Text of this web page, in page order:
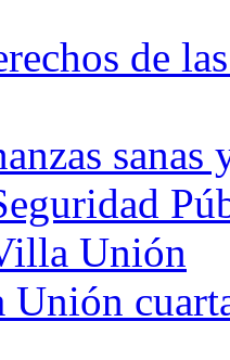
de
Unión